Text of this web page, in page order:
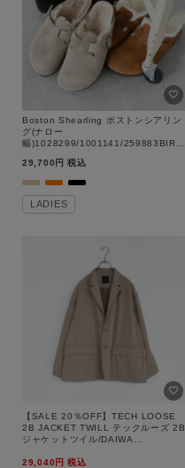
Boston Shearling ボストンシアリン
グ(ナロー
幅)1028299/1001141/259883BIRK
29,700
税込
LADIES
【SALE 20％OFF】TECH LOOSE
2B JACKET TWILL テックルーズ 2B
ジャケットツイル/DAIWA
不可】
29,040 税込